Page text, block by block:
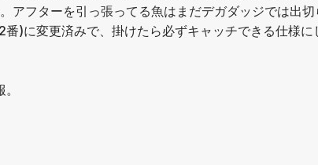
アフターを引っ張ってる魚はまだデガダッジでは出切
)に変更済みで、掛けたら必ずキャッチできる仕様に